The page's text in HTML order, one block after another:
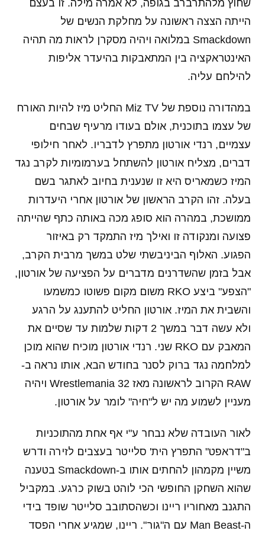
שחוץ מלהתרברב בגופה, לא אמרה מילה. זו בעצם
הייתה הצצה ראשונה על מחלקת הנשים של
Smackdown במלואה ויהיה מסקרן לראות מה תהיה
האינטראקציה בין המתאבקות בהיעדר אליפות
להילחם עליה.
במהדורה נוספת של Miz TV החליט מיז להיות האורח
של עצמו בתוכנית, אולם בעודו מרעיף שבחים
עצמיים, רנדי אורטון מתפרץ לדבריו. לאחר חילופי
דברים, מצליח אורטון להשתחל בערמומיות לקרב נגד
המיז כשמאריס היא זו שנענית בחיוב לאתגר בשם
בעלה. זהו הקרב הראשון של אורטון אחרי היעדרות
ממושכת, במהרה הוא סופג מכה באותה כתף שהייתה
פצועה ומנקודה זו ואילך מיז התמקד רק באיזור
הפגוע. האלוף הביניבשתי שלט במשך מרבית הקרב,
אבל בזמן שהשדרנים מדברים על הפציעה של אורטון,
"הצפע" ביצע RKO משום מקום פשוטו כמשמעו
והשבית את המיז. אורטון החליט להתענג על הרגע
ולא עשה דבר במשך 2 דקות שלמות עד שסיים את
המאבק עם RKO שני. רנדי אורטון מוכיח שהוא מוכן
למלחמה נגד ברוק לסנר בחודש הבא, אותו נראה ב-
RAW הקרוב לראשונה מאז Wrestlemania 32 ויהיה
מעניין לשמוע מה יש ל"חיה" לומר על אורטון.
לאור העובדה שלא נבחר ע"י אף אחת מהתוכניות
ב"דראפט" התפרץ הית' סלייטר בעצבים לזירה ודרש
משיין מקמהון להחתים אותו ב-Smackdown בטענה
שהוא השחקן החופשי הכי לוהט בשוק כרגע. במקביל
התגנב מאחוריו ריינו וכשהסתובב סלייטר שופד בידי
ה-Man Beast עם ה"גור". ריינו, שמגיע אחרי הפסד